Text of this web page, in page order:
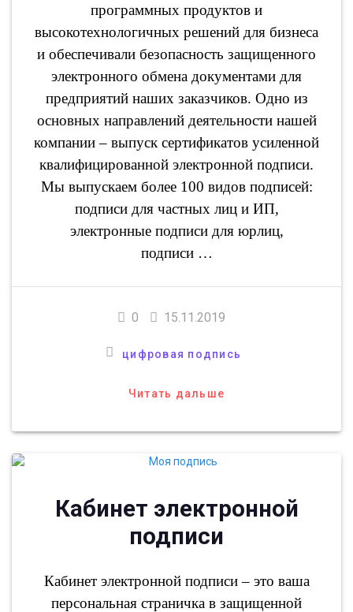
программных продуктов и
высокотехнологичных решений для бизнеса
и обеспечивали безопасность защищенного
электронного обмена документами для
предприятий наших заказчиков. Одно из
основных направлений деятельности нашей
компании – выпуск сертификатов усиленной
квалифицированной электронной подписи.
Мы выпускаем более 100 видов подписей:
подписи для частных лиц и ИП,
электронные подписи для юрлиц,
подписи …
0 15.11.2019
цифровая подпись
Читать дальше
Кабинет электронной
подписи
Кабинет электронной подписи – это ваша
персональная страничка в защищенной